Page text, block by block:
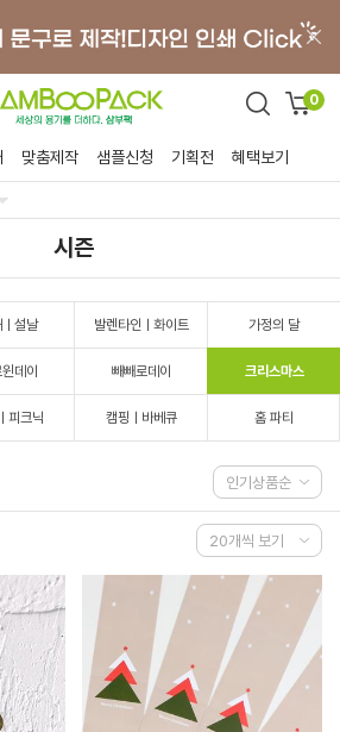
0
맞춤제작 샘플신청 기획전 혜택보기
시즌
ㅣ설날 발렌타인ㅣ화이트 가정의 달
데이 빼빼로데이 크리스마스
피크닉 캠핑ㅣ바베큐 홈 파티